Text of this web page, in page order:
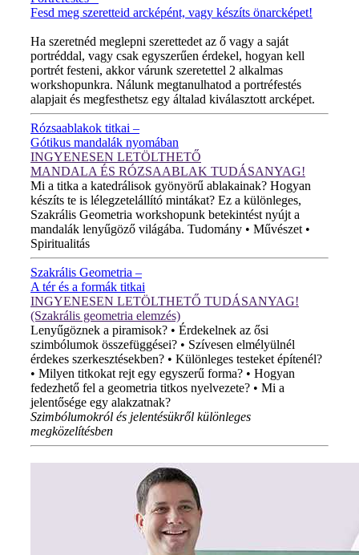
Fesd meg szeretteid arcképént, vagy készíts önarcképet!
Ha szeretnéd meglepni szerettedet az ő vagy a saját
portréddal, vagy csak egyszerűen érdekel, hogyan kell
portrét festeni, akkor várunk szeretettel 2 alkalmas
workshopunkra. Nálunk megtanulhatod a portréfestés
alapjait és megfesthetsz egy általad kiválasztott arcképet.
Rózsaablakok titkai –
Gótikus mandalák nyomában
INGYENESEN LETÖLTHETŐ
MANDALA ÉS RÓZSAABLAK TUDÁSANYAG!
Mi a titka a katedrálisok gyönyörű ablakainak? Hogyan
készíts te is lélegzetelállító mintákat? Ez a különleges,
Szakrális Geometria workshopunk betekintést nyújt a
mandalák lenyűgöző világába. Tudomány • Művészet •
Spiritualitás
Szakrális Geometria –
A tér és a formák titkai
INGYENESEN LETÖLTHETŐ TUDÁSANYAG!
(Szakrális geometria elemzés)
Lenyűgöznek a piramisok? • Érdekelnek az ősi
szimbólumok összefüggései? • Szívesen elmélyülnél
érdekes szerkesztésekben? • Különleges testeket építenél?
• Milyen titkokat rejt egy egyszerű forma? • Hogyan
fedezhető fel a geometria titkos nyelvezete? • Mi a
jelentősége egy alakzatnak?
Szimbólumokról és jelentésükről különleges
megközelítésben